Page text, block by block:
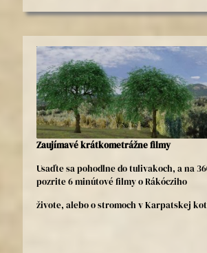
Zaujímavé krátkometrážne filmy
Usaďte sa pohodlne do tulivakoch, a na
pozrite 6 minútové filmy o Rákócziho
živote, alebo o stromoch v Karpatskej